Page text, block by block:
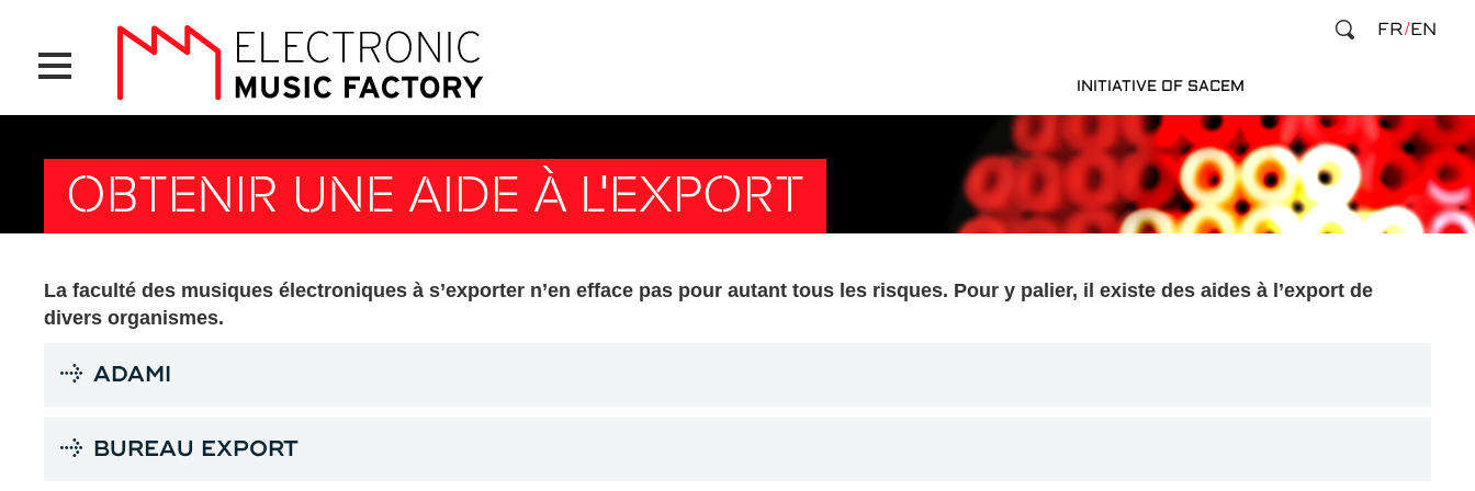
contenu
principal
INITIATIVE OF SACEM
FR EN
OBTENIR UNE AIDE À L'EXPORT
La faculté des musiques électroniques à s’exporter n’en efface pas pour autant tous les risques. Pour y palier, il existe des aides à l’export de
divers organismes.
ADAMI
BUREAU EXPORT